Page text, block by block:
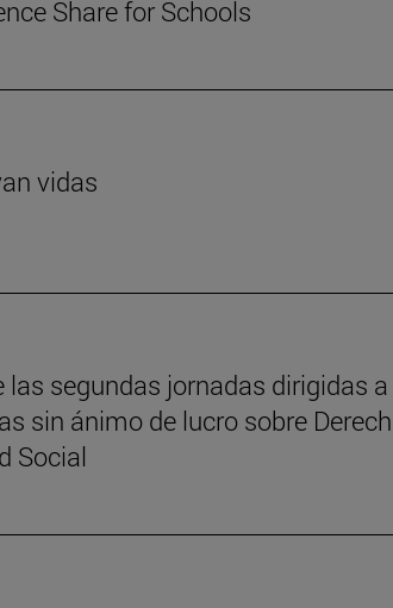
Share for Schools
vidas
las segundas jornadas dirigidas
sin ánimo de lucro sobre
Social